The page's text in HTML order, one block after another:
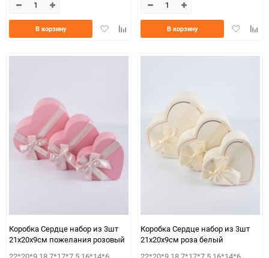
ДобавитьДобавить
В корзину
Добавить
В корзину
Коробка Сердце набор из 3шт
21х20х9см пожелания розовый
Коробка Сердце набор из 3шт
21х20х9см роза белый